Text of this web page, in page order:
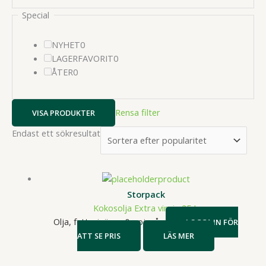
Special
NYHET00
produkter
LAGERFAVORIT00
ÅTER00
VISA PRODUKTER
Rensa filter
Endast ett sökresultat
Storpack
Kokosolja Extra virgin 25 L
Olja, fett, vinäger & sojasås
LOGGA IN FÖR
ATT SE PRIS
LÄS MER